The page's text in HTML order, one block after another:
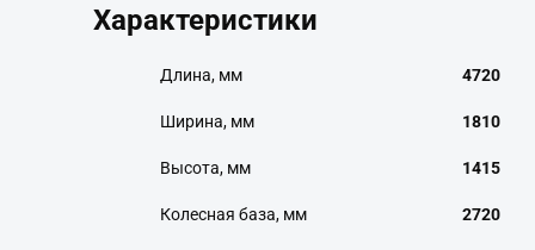
Характеристики
Длина, мм
Ширина, мм
Высота, мм
Колесная база, мм
4720
1810
1415
2720